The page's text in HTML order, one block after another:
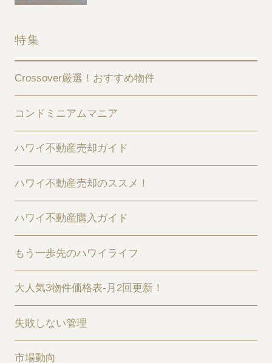
特集
Crossover厳選！おすすめ物件
コンドミニアムマニア
ハワイ不動産売却ガイド
ハワイ不動産売却のススメ！
ハワイ不動産購入ガイド
もう一歩先のハワイライフ
大人気3物件価格表-月2回更新！
失敗しない管理
市場動向